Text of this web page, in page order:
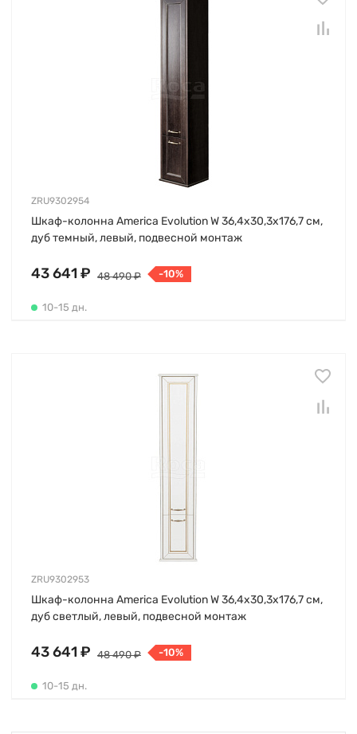
ZRU9302954
Шкаф-колонна America Evolution W 36,4х30,3х176,7 см,
дуб темный, левый, подвесной монтаж
43 641 ₽ 48 490 ₽ -10%
10-15 дн.
ZRU9302953
Шкаф-колонна America Evolution W 36,4х30,3х176,7 см,
дуб светлый, левый, подвесной монтаж
43 641 ₽ 48 490 ₽ -10%
10-15 дн.